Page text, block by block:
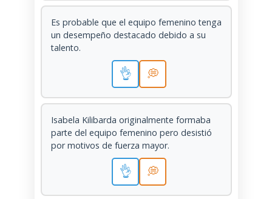
Es probable que el equipo femenino tenga
un desempeño destacado debido a su
talento.
👌 💭
Isabela Kilibarda originalmente formaba
parte del equipo femenino pero desistió
por motivos de fuerza mayor.
👌 💭